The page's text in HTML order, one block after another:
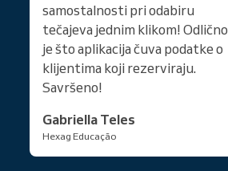
samostalnosti pri odabiru
tečajeva jednim klikom! Odlično
je što aplikacija čuva podatke o
klijentima koji rezerviraju.
Savršeno!
Gabriella Teles
Hexag Educação